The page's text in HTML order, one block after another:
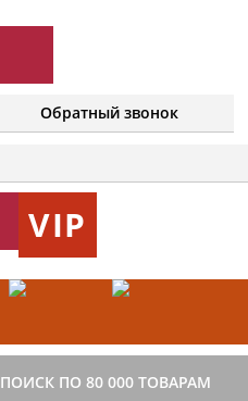
Обратный звонок
VIP
ПОИСК ПО 80 000 ТОВАРАМ